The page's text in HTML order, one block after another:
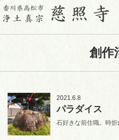
創作
2021.6.8
パラダイス
石好きな前住職。時